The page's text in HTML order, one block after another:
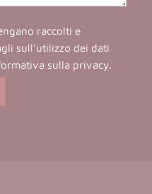
raccolti e
sull'utilizzo dei dati
sulla privacy.